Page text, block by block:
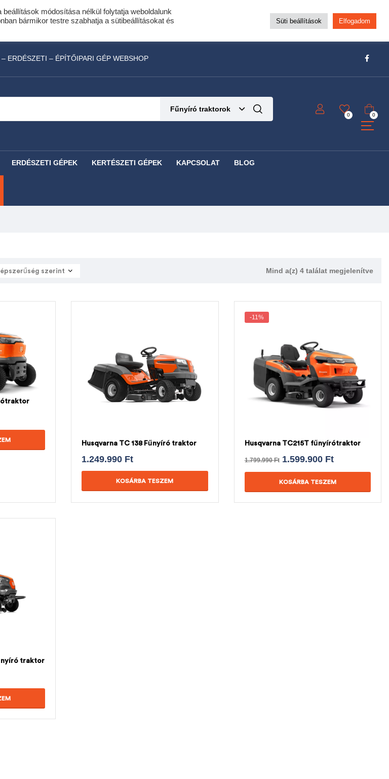
áruhitel 0 % THM-el 10 hónapra!
adunk egy fűrészláncot!
Részletek ide kattintva!
ERDÉSZETI – ÉPÍTŐIPARI GÉP WEBSHOP
Fűnyíró traktorok
0 0
ERDÉSZETI GÉPEK KERTÉSZETI GÉPEK KAPCSOLAT BLOG
Mind a(z) 4 találat megjelenítve
Husqvarna TC 138 Fűnyíró traktor
1.249.990 Ft
KOSÁRBA TESZEM
-11%
Husqvarna TC215T fűnyírótraktor
1.799.990Ft 1.599.900 Ft
KOSÁRBA TESZEM
traktor
módosítása nélkül folytatja weboldalunk
bármikor testre szabhatja a sütibeállításokat és
Süti beállítások Elfogadom